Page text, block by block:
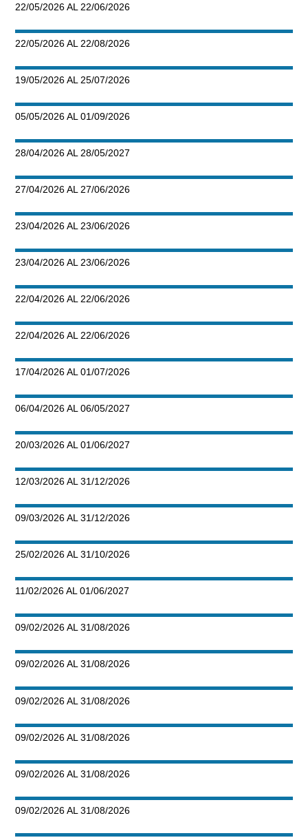
22/05/2026 AL 22/06/2026
22/05/2026 AL 22/08/2026
19/05/2026 AL 25/07/2026
05/05/2026 AL 01/09/2026
28/04/2026 AL 28/05/2027
27/04/2026 AL 27/06/2026
23/04/2026 AL 23/06/2026
23/04/2026 AL 23/06/2026
22/04/2026 AL 22/06/2026
22/04/2026 AL 22/06/2026
17/04/2026 AL 01/07/2026
06/04/2026 AL 06/05/2027
20/03/2026 AL 01/06/2027
12/03/2026 AL 31/12/2026
09/03/2026 AL 31/12/2026
25/02/2026 AL 31/10/2026
11/02/2026 AL 01/06/2027
09/02/2026 AL 31/08/2026
09/02/2026 AL 31/08/2026
09/02/2026 AL 31/08/2026
09/02/2026 AL 31/08/2026
09/02/2026 AL 31/08/2026
09/02/2026 AL 31/08/2026